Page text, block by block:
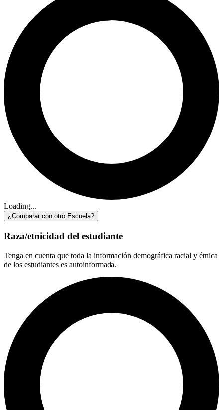
Loading...
¿Comparar con otro Escuela?
Raza/etnicidad del estudiante
Tenga en cuenta que toda la información demográfica racial y étnica
de los estudiantes es autoinformada.